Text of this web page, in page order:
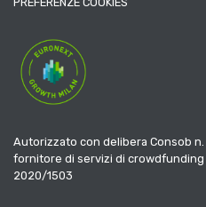
Autorizzato con delibera Consob
fornitore di servizi di crowdfunding
2020/1503